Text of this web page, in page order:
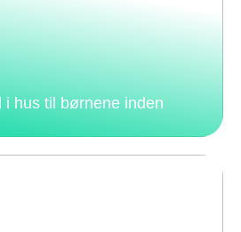
i hus til børnene inden